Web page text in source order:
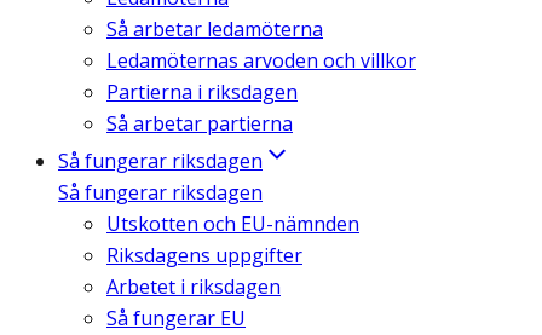
Så arbetar ledamöterna
Ledamöternas arvoden och villkor
Partierna i riksdagen
Så arbetar partierna
Så fungerar riksdagen
Så fungerar riksdagen
Utskotten och EU-nämnden
Riksdagens uppgifter
Arbetet i riksdagen
Så fungerar EU